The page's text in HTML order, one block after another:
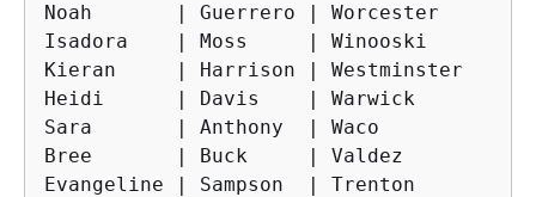
Noah
| Guerrero | Worcester
Isadora
| Moss | Winooski
Kieran
| Harrison | Westminster
Heidi
| Davis | Warwick
Sara
| Anthony | Waco
Bree
| Buck | Valdez
Evangeline
| Sampson | Trenton